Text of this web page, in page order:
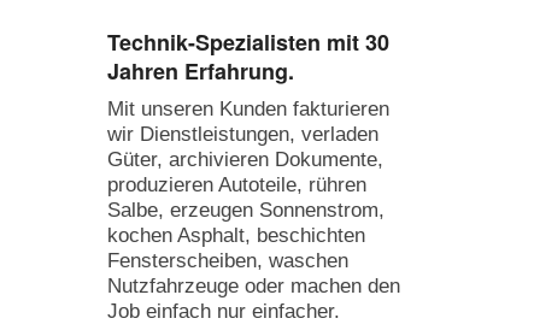
Technik-Spezialisten mit 30
Jahren Erfahrung.
Mit unseren Kunden fakturieren
wir Dienstleistungen, verladen
Güter, archivieren Dokumente,
produzieren Autoteile, rühren
Salbe, erzeugen Sonnenstrom,
kochen Asphalt, beschichten
Fensterscheiben, waschen
Nutzfahrzeuge oder machen den
Job einfach nur einfacher.